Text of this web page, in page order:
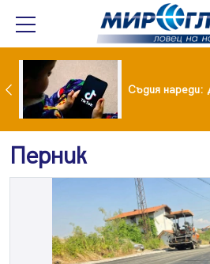
Майка уби четирите си деца с помощта на баба им, след което се самоуби
Перник